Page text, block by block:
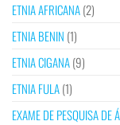
ETNIA AFRICANA(2)
ETNIA BENIN (1)
ETNIA CIGANA(9)
ETNIA FULA(1)
EXAME DE PESQUISA DE